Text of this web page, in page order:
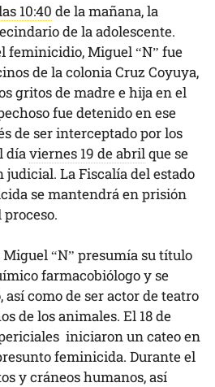
10:40 de la mañana, la
de la adolescente.
feminicidio, Miguel “N” fue
de la colonia Cruz Coyuya,
gritos de madre e hija en el
fue detenido en ese
de ser interceptado por los
día viernes 19 de abrilque se
La Fiscalía del estado
se mantendrá en prisión
Miguel “N” presumía su título
farmacobiólogo y se
así como de ser actor de teatro
de los animales. El 18 de
iniciaron un cateo en
feminicida. Durante el
y cráneos humanos, así